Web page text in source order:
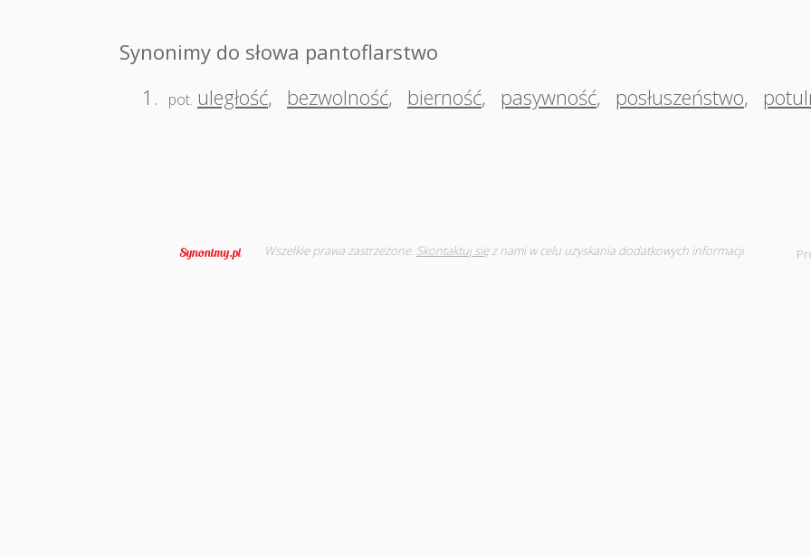
Synonimy do słowa pantoflarstwo
1.
pot. uległość, bezwolność, bierność, pasywność, posłuszeństwo,
Wszelkie prawa zastrzeżone. Skontaktuj sięz nami w celu uzyskania dodatkowych informacji